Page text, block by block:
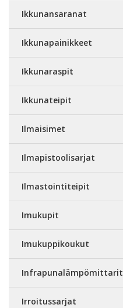
Ikkunansaranat
Ikkunapainikkeet
Ikkunaraspit
Ikkunateipit
Ilmaisimet
Ilmapistoolisarjat
Ilmastointiteipit
Imukupit
Imukuppikoukut
Infrapunalämpömittarit
Irroitussarjat